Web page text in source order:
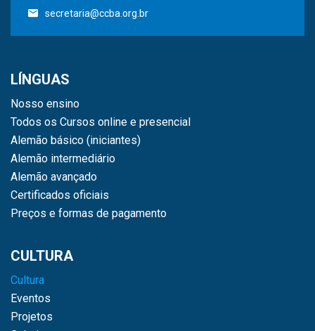
secretaria@ccba.org.br
LÍNGUAS
Nosso ensino
Todos os Cursos online e presencial
Alemão básico (iniciantes)
Alemão intermediário
Alemão avançado
Certificados oficiais
Preços e formas de pagamento
CULTURA
Cultura
Eventos
Projetos